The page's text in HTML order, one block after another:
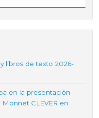
libros de texto 2026-
en la presentación
CLEVER en